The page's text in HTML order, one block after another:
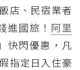
店、民宿業者
進國旅！ 阿里
快閃優惠，凡
指定日入住豪